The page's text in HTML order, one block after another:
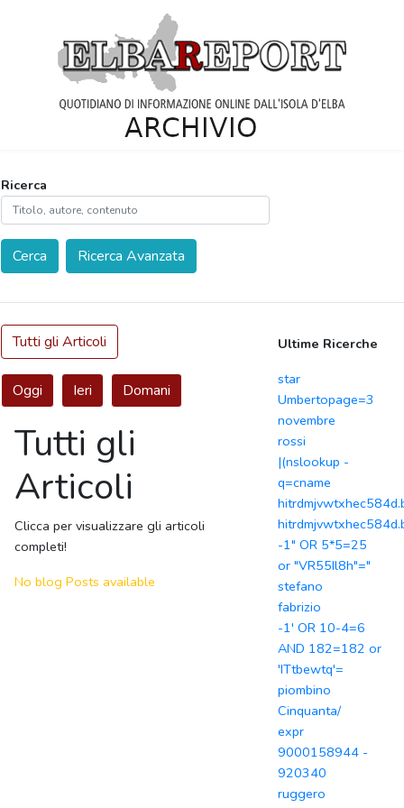
Ricerca
Cerca Ricerca Avanzata
Tutti gli Articoli
Oggi Ieri Domani
Tutti gli
Articoli
Clicca per visualizzare gli articoli
completi!
No blog Posts available
Ultime Ricerche
star
Umbertopage=3
novembre
rossi
|(nslookup -
q=cname
-1" OR 5*5=25
or "VR55Il8h"="
stefano
fabrizio
-1' OR 10-4=6
AND 182=182 or
'ITtbewtq'=
piombino
Cinquanta/
expr
9000158944 -
920340
ruggero